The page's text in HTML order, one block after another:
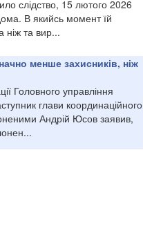
слідство, 15 лютого 2026
В якийсь момент їй
ніж та вир...
менше захисників, ніж
Головного управління
глави координаційного
Андрій Юсов заявив,